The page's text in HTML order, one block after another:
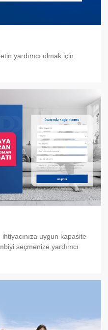
yardımcı olmak için
uygun kapasite
seçmenize yardımcı